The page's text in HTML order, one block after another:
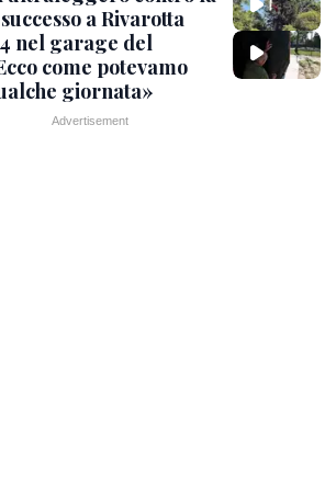
a Rivarotta
nel garage del
come potevamo
giornata»